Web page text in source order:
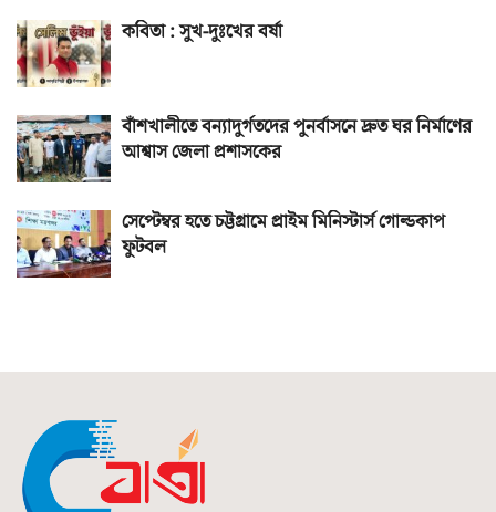
কবিতা : সুখ-দুঃখের বর্ষা
বাঁশখালীতে বন্যাদুর্গতদের পুনর্বাসনে দ্রুত ঘর নির্মাণের
আশ্বাস জেলা প্রশাসকের
সেপ্টেম্বর হতে চট্টগ্রামে প্রাইম মিনিস্টার্স গোল্ডকাপ
ফুটবল